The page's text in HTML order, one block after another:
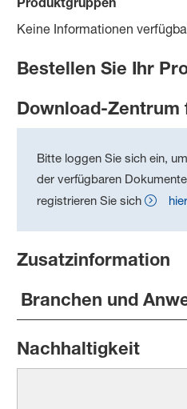
Keine Informationen
Bestellen Sie Ihr
Download-Zentrum
Bitte loggen Sie sich ein,
der verfügbaren
registrieren Sie sich
hier
Zusatzinformation
Branchen und
Nachhaltigkeit